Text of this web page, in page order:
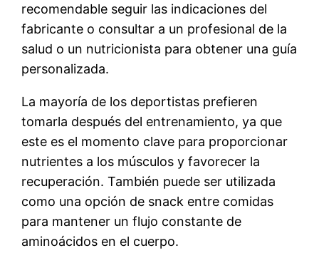
recomendable seguir las indicaciones del
fabricante o consultar a un profesional de la
salud o un nutricionista para obtener una guía
personalizada.
La mayoría de los deportistas prefieren
tomarla después del entrenamiento, ya que
este es el momento clave para proporcionar
nutrientes a los músculos y favorecer la
recuperación. También puede ser utilizada
como una opción de snack entre comidas
para mantener un flujo constante de
aminoácidos en el cuerpo.